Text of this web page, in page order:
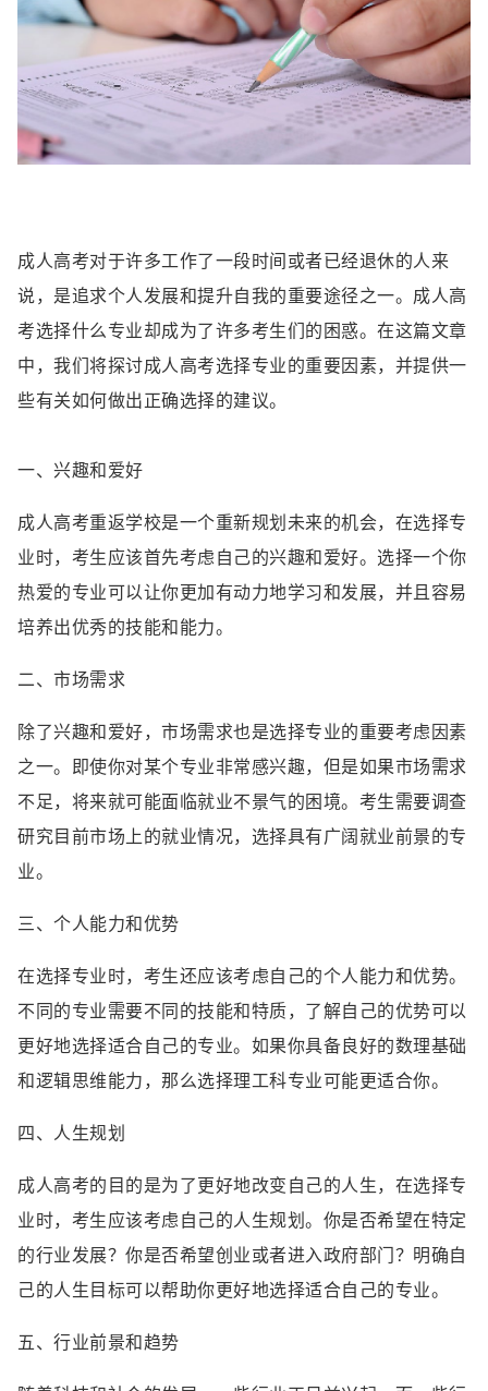
成人高考对于许多工作了一段时间或者已经退休的人来
说，是追求个人发展和提升自我的重要途径之一。成人高
考选择什么专业却成为了许多考生们的困惑。在这篇文章
中，我们将探讨成人高考选择专业的重要因素，并提供一
些有关如何做出正确选择的建议。
一、兴趣和爱好
成人高考重返学校是一个重新规划未来的机会，在选择专
业时，考生应该首先考虑自己的兴趣和爱好。选择一个你
热爱的专业可以让你更加有动力地学习和发展，并且容易
培养出优秀的技能和能力。
二、市场需求
除了兴趣和爱好，市场需求也是选择专业的重要考虑因素
之一。即使你对某个专业非常感兴趣，但是如果市场需求
不足，将来就可能面临就业不景气的困境。考生需要调查
研究目前市场上的就业情况，选择具有广阔就业前景的专
业。
三、个人能力和优势
在选择专业时，考生还应该考虑自己的个人能力和优势。
不同的专业需要不同的技能和特质，了解自己的优势可以
更好地选择适合自己的专业。如果你具备良好的数理基础
和逻辑思维能力，那么选择理工科专业可能更适合你。
四、人生规划
成人高考的目的是为了更好地改变自己的人生，在选择专
业时，考生应该考虑自己的人生规划。你是否希望在特定
的行业发展？你是否希望创业或者进入政府部门？明确自
己的人生目标可以帮助你更好地选择适合自己的专业。
五、行业前景和趋势